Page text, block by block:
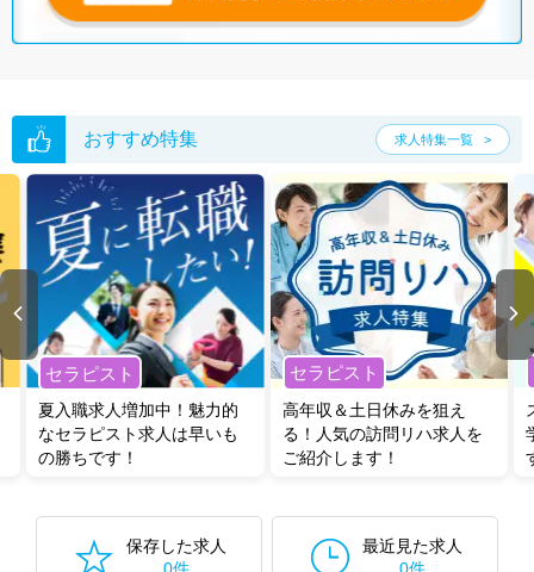
おすすめ特集 求人特集一覧
セラピスト
夏入職求人増加中！魅力的
なセラピスト求人は早いも
の勝ちです！
セラピスト
高年収＆土日休みを狙え
る！人気の訪問リハ求人を
ご紹介します！
保存した求人
最近見た求人